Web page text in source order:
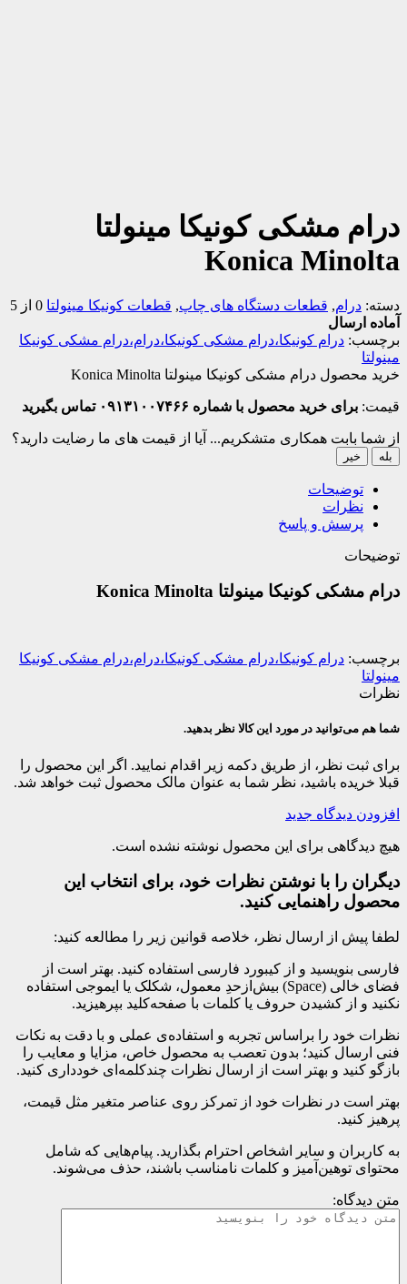
درام مشکی کونیکا مینولتا
Konica Minolta
دسته: درام, قطعات دستگاه های چاپ, قطعات کونیکا مینولتا 0 از 5
آماده ارسال
برچسب: درام کونیکا،درام مشکی کونیکا،درام،درام مشکی کونیکا
مینولتا
خرید محصول درام مشکی کونیکا مینولتا Konica Minolta
قیمت: برای خرید محصول با شماره ۰۹۱۳۱۰۰۷۴۶۶ تماس بگیرید
از شما بابت همکاری متشکریم... آیا از قیمت های ما رضایت دارید؟
بله خیر
توضیحات
نظرات
پرسش و پاسخ
توضیحات
درام مشکی کونیکا مینولتا Konica Minolta
برچسب: درام کونیکا،درام مشکی کونیکا،درام،درام مشکی کونیکا
مینولتا
نظرات
شما هم می‌توانید در مورد این کالا نظر بدهید.
برای ثبت نظر، از طریق دکمه زیر اقدام نمایید. اگر این محصول را
قبلا خریده باشید، نظر شما به عنوان مالک محصول ثبت خواهد شد.
افزودن دیدگاه جدید
هیچ دیدگاهی برای این محصول نوشته نشده است.
دیگران را با نوشتن نظرات خود، برای انتخاب این
محصول راهنمایی کنید.
لطفا پیش از ارسال نظر، خلاصه قوانین زیر را مطالعه کنید:
فارسی بنویسید و از کیبورد فارسی استفاده کنید. بهتر است از
فضای خالی (Space) بیش‌از‌حدِ معمول، شکلک یا ایموجی استفاده
نکنید و از کشیدن حروف یا کلمات با صفحه‌کلید بپرهیزید.
نظرات خود را براساس تجربه و استفاده‌ی عملی و با دقت به نکات
فنی ارسال کنید؛ بدون تعصب به محصول خاص، مزایا و معایب را
بازگو کنید و بهتر است از ارسال نظرات چندکلمه‌‌ای خودداری کنید.
بهتر است در نظرات خود از تمرکز روی عناصر متغیر مثل قیمت،
پرهیز کنید.
به کاربران و سایر اشخاص احترام بگذارید. پیام‌هایی که شامل
محتوای توهین‌آمیز و کلمات نامناسب باشند، حذف می‌شوند.
متن دیدگاه: